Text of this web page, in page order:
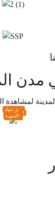
مدن
لمشاهدة
الرياض
الشمالية
حائل
نجران
الشرقية
الباحة
عسير
جازان
الجوف
القصيم
مكة
المكرمة
المدينة
المنورة
تبوك